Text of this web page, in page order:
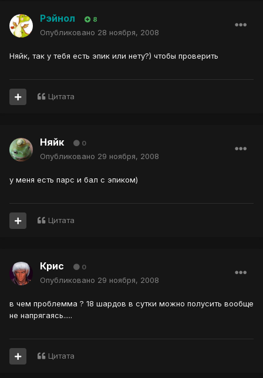
Рэйнол 8
Опубликовано 28 ноября, 2008
Няйк, так у тебя есть эпик или нету?) чтобы проверить
Цитата
Няйк 0
Опубликовано 29 ноября, 2008
у меня есть парс и бал с эпиком)
Цитата
Крис 0
Опубликовано 29 ноября, 2008
в чем проблемма ? 18 шардов в сутки можно полусить вообще
не напрягаясь.....
Цитата